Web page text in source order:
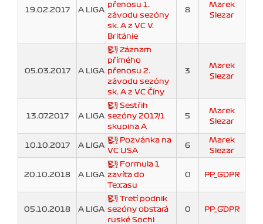
19.02.2017 A LIGA
přenosu 1.
závodu sezóny
sk. A z VC V.
Británie
8
Marek
Slezar
05.03.2017 A LIGA
Záznam
přímého
přenosu 2.
závodu sezóny
sk. A z VC Číny
3
Marek
Slezar
13.07.2017 A LIGA
Sestřih
sezóny 2017/1
skupina A
5
Marek
Slezar
10.10.2017 A LIGA
Pozvánka na
VC USA
6
Marek
Slezar
20.10.2018 A LIGA
Formula 1
zavíta do
Texasu
0 PP_GDPR
05.10.2018 A LIGA
Tretí podnik
sezóny obstará
ruské Sochi
0 PP_GDPR